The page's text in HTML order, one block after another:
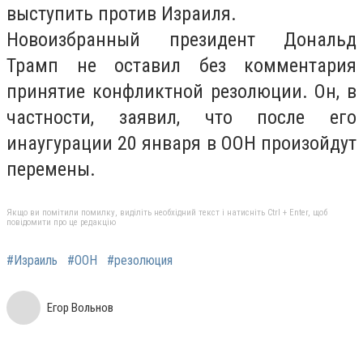
выступить против Израиля.
Новоизбранный президент Дональд
Трамп не оставил без комментария
принятие конфликтной резолюции. Он, в
частности, заявил, что после его
инаугурации 20 января в ООН произойдут
перемены.
Якщо ви помітили помилку, виділіть необхідний текст і натисніть Ctrl + Enter, щоб
повідомити про це редакцію
#Израиль #ООН #резолюция
Егор Вольнов